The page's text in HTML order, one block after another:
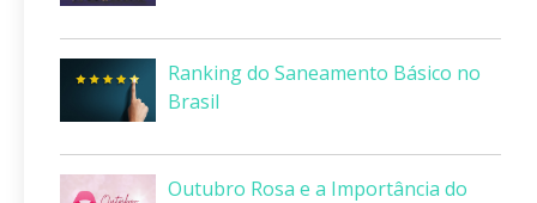
Ranking do Saneamento Básico no
Brasil
Outubro Rosa e a Importância do